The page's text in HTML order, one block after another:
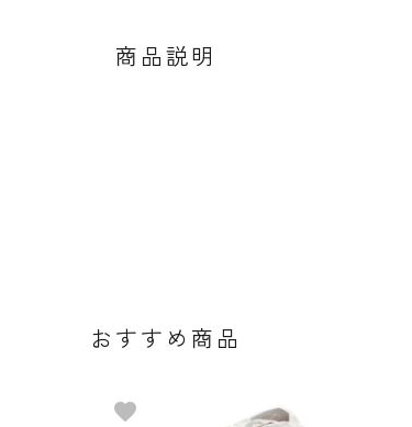
商品説明
おすすめ商品
favorite